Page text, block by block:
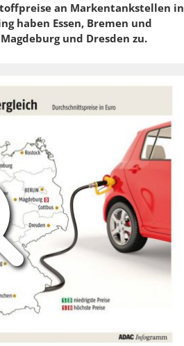
an Markentankstellen in
haben Essen, Bremen und
und Dresden zu.